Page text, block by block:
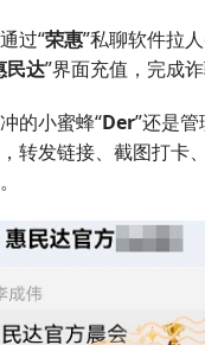
过“荣惠”私聊软件拉
民达”界面充值，完成诈
的小蜜蜂“Der”还是
转发链接、截图打卡